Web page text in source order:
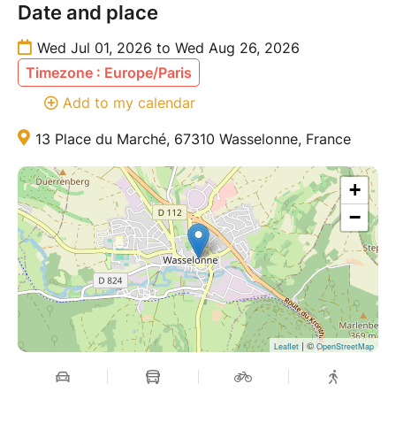
Date and place
Wed Jul 01, 2026 to Wed Aug 26, 2026
Timezone : Europe/Paris
Add to my calendar
13 Place du Marché, 67310 Wasselonne, France
+
−
Leaflet | ©OpenStreetMap